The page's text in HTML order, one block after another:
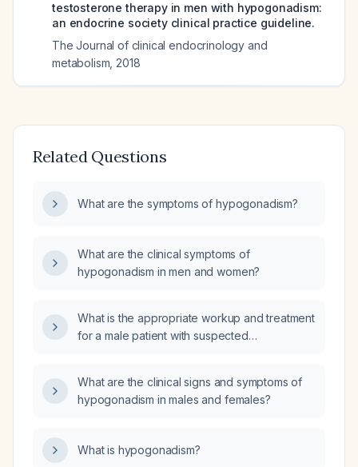
testosterone therapy in men with hypogonadism:
an endocrine society clinical practice guideline.
The Journal of clinical endocrinology and
metabolism 2018
Related Questions
What are the symptoms of hypogonadism?
What are the clinical symptoms of
hypogonadism in men and women?
What is the appropriate workup and treatment
for a male patient with suspected
options?
What are the clinical signs and symptoms of
hypogonadism in males and females?
What is hypogonadism?